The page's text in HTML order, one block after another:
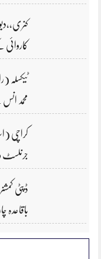
ٹیکسلہ
محمد
کراچی
جرنلسٹ
ڈپٹی
باقاعدہ